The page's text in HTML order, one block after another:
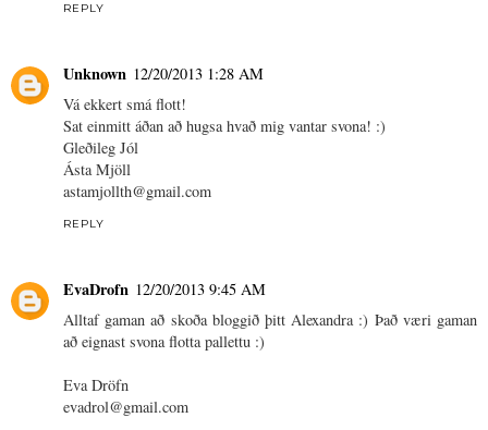
REPLY
Unknown 12/20/2013 1:28 AM
Vá ekkert smá flott!
Sat einmitt áðan að hugsa hvað mig vantar svona! :)
Gleðileg Jól
Ásta Mjöll
astamjollth@gmail.com
REPLY
EvaDrofn 12/20/2013 9:45 AM
Alltaf gaman að skoða bloggið þitt Alexandra :) Það væri gaman
að eignast svona flotta pallettu :)
Eva Dröfn
evadrol@gmail.com